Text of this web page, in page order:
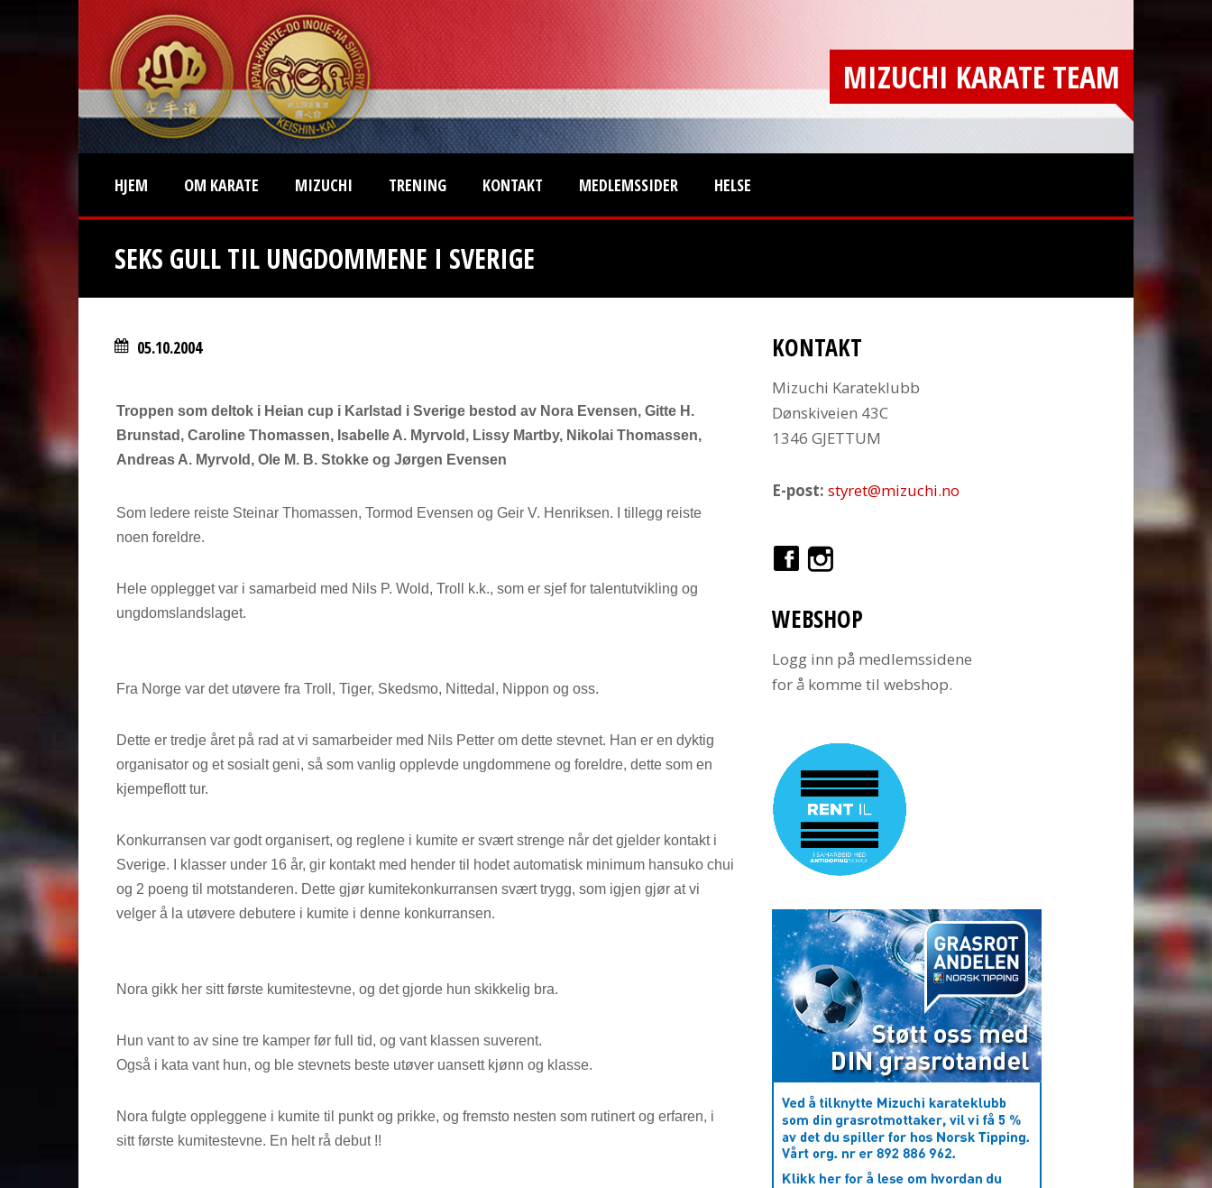
MIZUCHI KARATE TEAM
HJEM OM KARATE MIZUCHI TRENING KONTAKT MEDLEMSSIDER HELSE
SEKS GULL TIL UNGDOMMENE I SVERIGE
05.10.2004
Troppen som deltok i Heian cup i Karlstad i Sverige bestod av Nora Evensen, Gitte H.
Brunstad, Caroline Thomassen, Isabelle A. Myrvold, Lissy Martby, Nikolai Thomassen,
Andreas A. Myrvold, Ole M. B. Stokke og Jørgen Evensen
Som ledere reiste Steinar Thomassen, Tormod Evensen og Geir V. Henriksen. I tillegg reiste
noen foreldre.
Hele opplegget var i samarbeid med Nils P. Wold, Troll k.k., som er sjef for talentutvikling og
ungdomslandslaget.
Fra Norge var det utøvere fra Troll, Tiger, Skedsmo, Nittedal, Nippon og oss.
Dette er tredje året på rad at vi samarbeider med Nils Petter om dette stevnet. Han er en dyktig
organisator og et sosialt geni, så som vanlig opplevde ungdommene og foreldre, dette som en
kjempeflott tur.
Konkurransen var godt organisert, og reglene i kumite er svært strenge når det gjelder kontakt i
Sverige. I klasser under 16 år, gir kontakt med hender til hodet automatisk minimum hansuko chui
og 2 poeng til motstanderen. Dette gjør kumitekonkurransen svært trygg, som igjen gjør at vi
velger å la utøvere debutere i kumite i denne konkurransen.
Nora gikk her sitt første kumitestevne, og det gjorde hun skikkelig bra.
Hun vant to av sine tre kamper før full tid, og vant klassen suverent.
Også i kata vant hun, og ble stevnets beste utøver uansett kjønn og klasse.
Nora fulgte oppleggene i kumite til punkt og prikke, og fremsto nesten som rutinert og erfaren, i
sitt første kumitestevne. En helt rå debut !!
KONTAKT
Mizuchi Karateklubb
Dønskiveien 43C
1346 GJETTUM
E-post: styret@mizuchi.no
WEBSHOP
Logg inn på medlemssidene
for å komme til webshop.